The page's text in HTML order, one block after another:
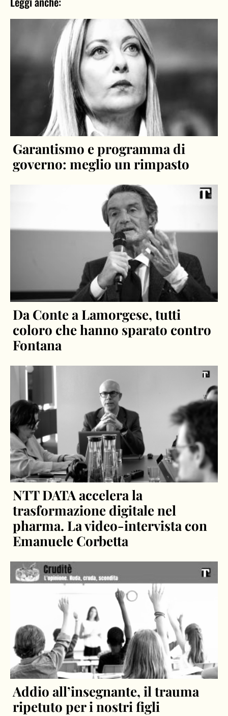
Garantismo e programma di
governo: meglio un rimpasto
Da Conte a Lamorgese, tutti
coloro che hanno sparato contro
Fontana
NTT DATA accelera la
trasformazione digitale nel
pharma. La video-intervista con
Emanuele Corbetta
Addio all’insegnante, il trauma
ripetuto per i nostri figli